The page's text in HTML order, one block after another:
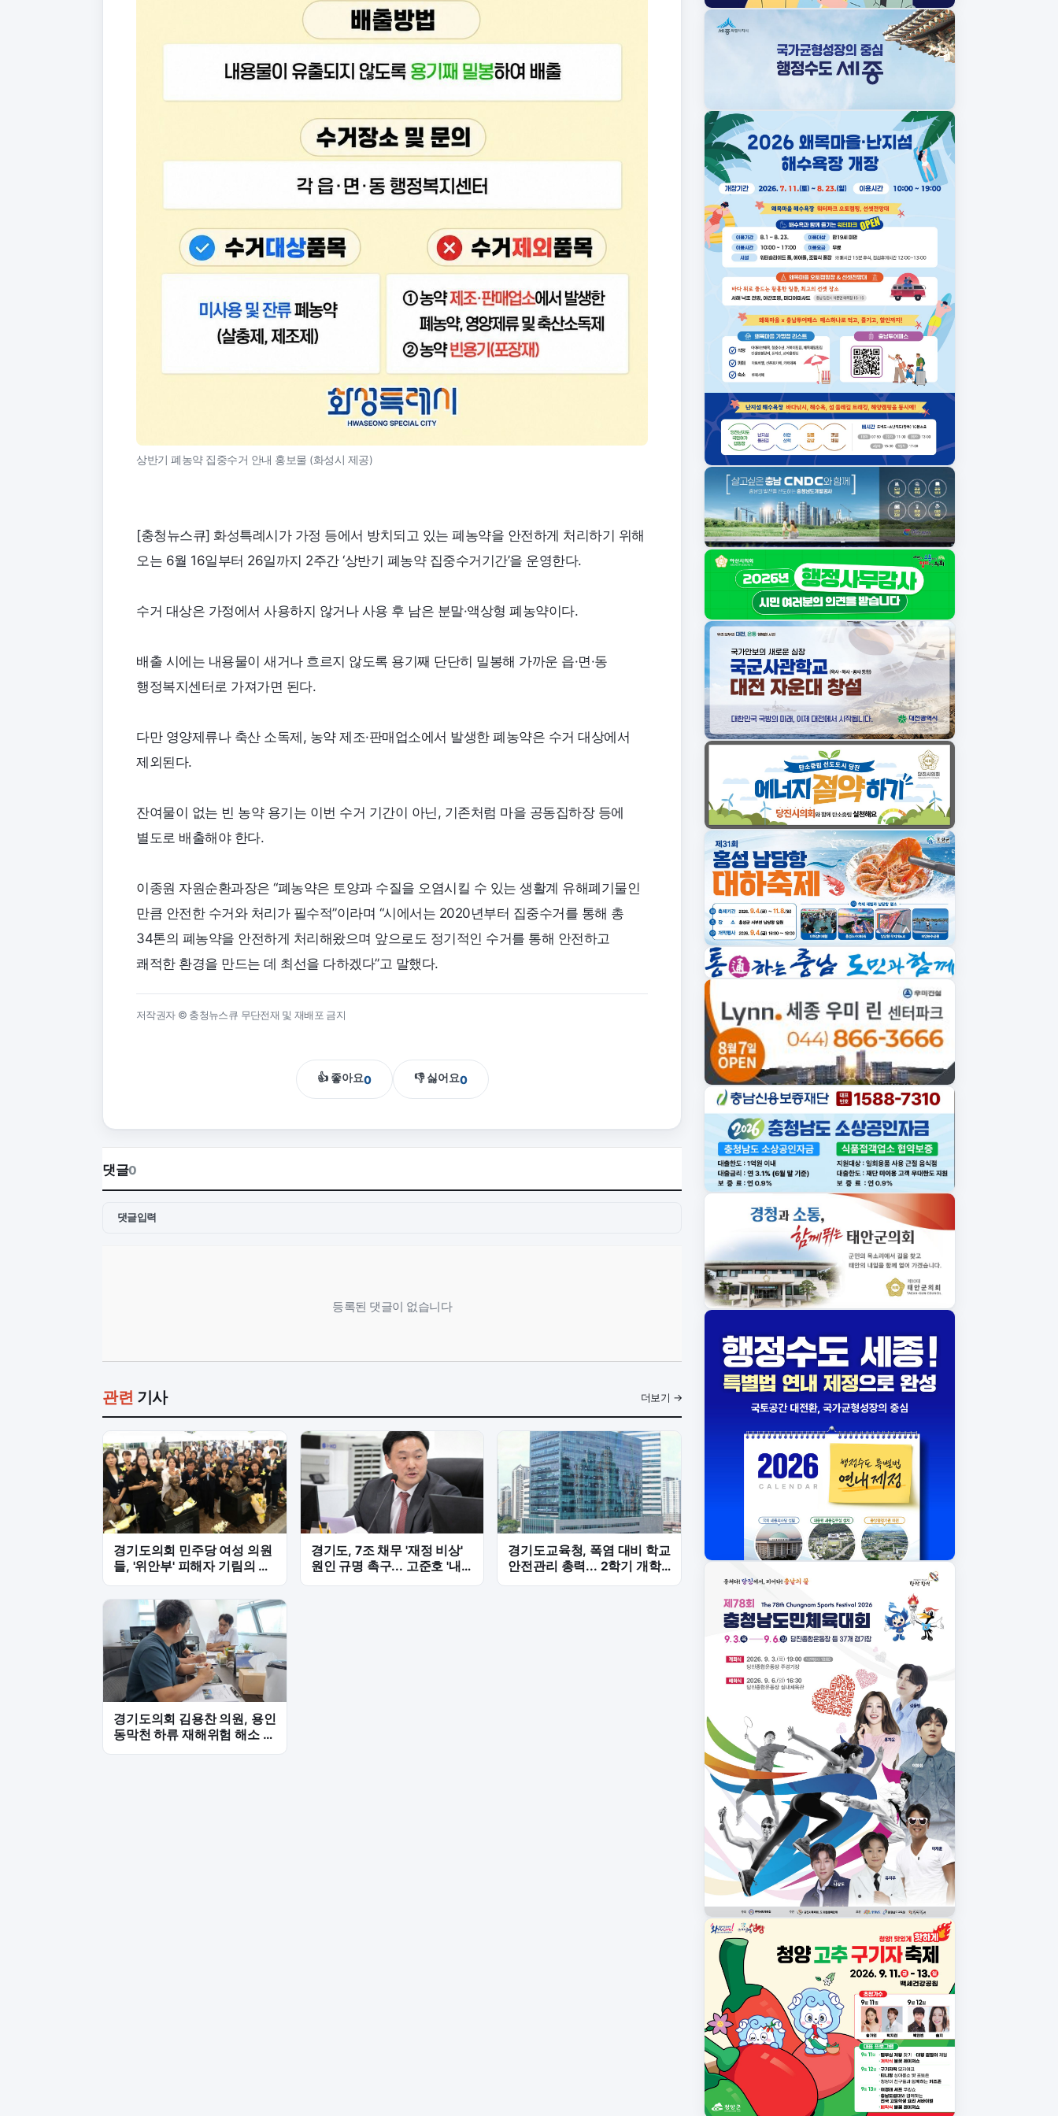
상반기 폐농약 집중수거 안내 홍보물 (화성시 제공)
[충청뉴스큐] 화성특례시가 가정 등에서 방치되고 있는 폐농약을 안전하게 처리하기 위해
오는 6월 16일부터 26일까지 2주간 ‘상반기 폐농약 집중수거기간’을 운영한다.
수거 대상은 가정에서 사용하지 않거나 사용 후 남은 분말·액상형 폐농약이다.
배출 시에는 내용물이 새거나 흐르지 않도록 용기째 단단히 밀봉해 가까운 읍·면·동
행정복지센터로 가져가면 된다.
다만 영양제류나 축산 소독제, 농약 제조·판매업소에서 발생한 폐농약은 수거 대상에서
제외된다.
잔여물이 없는 빈 농약 용기는 이번 수거 기간이 아닌, 기존처럼 마을 공동집하장 등에
별도로 배출해야 한다.
이종원 자원순환과장은 “폐농약은 토양과 수질을 오염시킬 수 있는 생활계 유해폐기물인
만큼 안전한 수거와 처리가 필수적”이라며 “시에서는 2020년부터 집중수거를 통해 총
34톤의 폐농약을 안전하게 처리해왔으며 앞으로도 정기적인 수거를 통해 안전하고
쾌적한 환경을 만드는 데 최선을 다하겠다”고 말했다.
저작권자 © 충청뉴스큐 무단전재 및 재배포 금지
👍 좋아요0 👎 싫어요0
댓글0
댓글입력
등록된 댓글이 없습니다
관련 기사 더보기 →
경기도의회 민주당 여성 의원
들, '위안부' 피해자 기림의 날
기념식 참석
경기도, 7조 채무 '재정 비상'
원인 규명 촉구... 고준호 '내
부 책임' 집중 질타
경기도교육청, 폭염 대비 학교
안전관리 총력... 2학기 개학
만반 준비
경기도의회 김용찬 의원, 용인
동막천 하류 재해위험 해소 위
한 하천정비 속도전